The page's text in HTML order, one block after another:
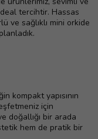
tercihtir. Hassas
ve sağlıklı mini orkide
kompakt yapısının
için
doğallığı bir arada
hem de pratik bir